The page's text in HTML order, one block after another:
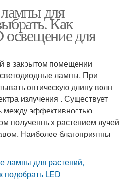
для
Как
освещение для
в закрытом помещении
лампы. При
оптическую длину волн
излучения . Существует
между эффективностью
полученных растением лучей
Наиболее благоприятны